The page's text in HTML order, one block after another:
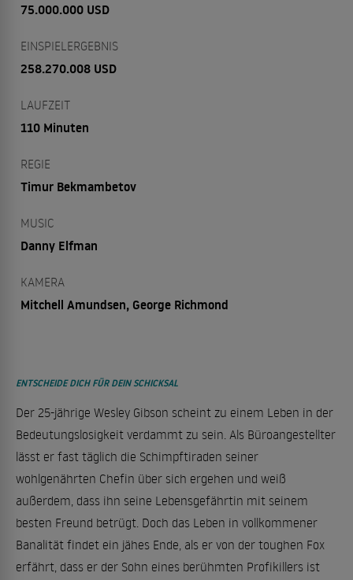
75.000.000 USD
EINSPIELERGEBNIS
258.270.008 USD
LAUFZEIT
110 Minuten
REGIE
Timur Bekmambetov
MUSIC
Danny Elfman
KAMERA
Mitchell Amundsen, George Richmond
ENTSCHEIDE DICH FÜR DEIN SCHICKSAL
Der 25-jährige Wesley Gibson scheint zu einem Leben in der
Bedeutungslosigkeit verdammt zu sein. Als Büroangestellter
lässt er fast täglich die Schimpftiraden seiner
wohlgenährten Chefin über sich ergehen und weiß
außerdem, dass ihn seine Lebensgefährtin mit seinem
besten Freund betrügt. Doch das Leben in vollkommener
Banalität findet ein jähes Ende, als er von der toughen Fox
erfährt, dass er der Sohn eines berühmten Profikillers ist